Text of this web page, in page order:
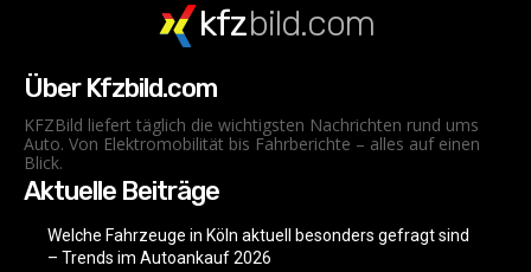
kfzbild.com
Über Kfzbild.com
KFZBild liefert täglich die wichtigsten Nachrichten rund ums
Auto. Von Elektromobilität bis Fahrberichte – alles auf einen
Blick.
Aktuelle Beiträge
Welche Fahrzeuge in Köln aktuell besonders gefragt sind
– Trends im Autoankauf 2026